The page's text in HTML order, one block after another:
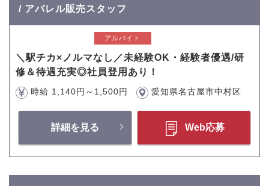
/ アパレル販売スタッフ
アルバイト
＼駅チカ×ノルマなし／未経験OK・経験者優遇/研
修＆待遇充実◎社員登用あり！
時給 1,140円～1,500円 愛知県名古屋市中村区
詳細を見る Web応募